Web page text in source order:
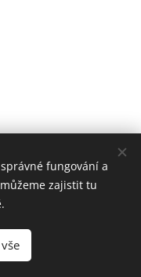
fungování a
zajistit tu